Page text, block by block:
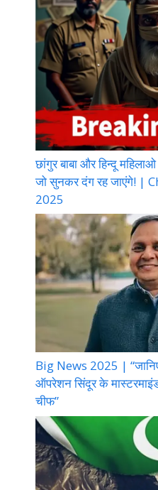
छांगुर बाबा और हिन्दू
जो सुनकर दंग रह जाएंगे! |
2025
Big News 2025 |
ऑपरेशन सिंदूर के
चीफ”